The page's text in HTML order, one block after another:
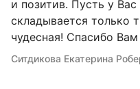
и позитив. Пусть у
складывается только
чудесная! Спасибо
Ситдикова Екатерина